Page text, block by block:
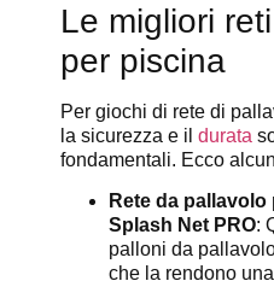
Le migliori
per piscina
Per giochi di rete di
la sicurezza e il durata
fondamentali. Ecco
Rete da
Splash Net PRO:
palloni da
che la rendono